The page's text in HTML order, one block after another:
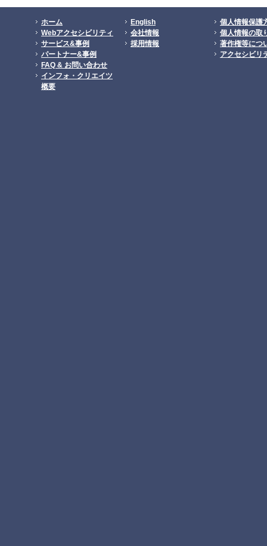
ホーム
Webアクセシビリティ
サービス&事例
パートナー&事例
FAQ & お問い合わせ
インフォ・クリエイツ
概要
English
会社情報
採用情報
個人情報保護
個人情報の取
著作権等につ
アクセシビリ